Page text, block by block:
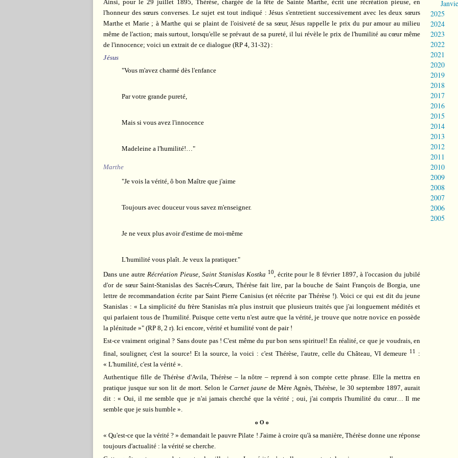
Ainsi, pour le 29 juillet 1895, Thérèse, chargée de la fête de Sainte Marthe, écrit une récréation pieuse, en
l'honneur des sœurs converses. Le sujet est tout indiqué : Jésus s'entretient successivement avec les deux sœurs
Marthe et Marie ; à Marthe qui se plaint de l'oisiveté de sa sœur, Jésus rappelle le prix du pur amour au milieu
même de l'action; mais surtout, lorsqu'elle se prévaut de sa pureté, il lui révèle le prix de l'humilité au cœur même
de l'innocence; voici un extrait de ce dialogue (RP 4, 31-32) :
Jésus
"Vous m'avez charmé dès l'enfance
Par votre grande pureté,
Mais si vous avez l'innocence
Madeleine a l'humilité!…"
Marthe
"Je vois la vérité, ô bon Maître que j'aime
Toujours avec douceur vous savez m'enseigner.
Je ne veux plus avoir d'estime de moi-même
L'humilité vous plaît. Je veux la pratiquer."
Dans une autre Récréation Pieuse, Saint Stanislas Kostka 10
, écrite pour le 8 février 1897, à l'occasion du jubilé
d'or de sœur Saint-Stanislas des Sacrés-Cœurs, Thérèse fait lire, par la bouche de Saint François de Borgia, une
lettre de recommandation écrite par Saint Pierre Canisius (et réécrite par Thérèse !). Voici ce qui est dit du jeune
Stanislas : « La simplicité du frère Stanislas m'a plus instruit que plusieurs traités que j'ai longuement médités et
qui parlaient tous de l'humilité. Puisque cette vertu n'est autre que la vérité, je trouve que notre novice en possède
la plénitude »" (RP 8, 2 r). Ici encore, vérité et humilité vont de pair !
Est-ce vraiment original ? Sans doute pas ! C'est même du pur bon sens spirituel! En réalité, ce que je voudrais, en
final, souligner, c'est la source! Et la source, la voici : c'est Thérèse, l'autre, celle du Château, VI demeure 11
:
« L'humilité, c'est la vérité ».
Authentique fille de Thérèse d'Avila, Thérèse – la nôtre – reprend à son compte cette phrase. Elle la mettra en
pratique jusque sur son lit de mort. Selon le Carnet jaune de Mère Agnès, Thérèse, le 30 septembre 1897, aurait
dit : « Oui, il me semble que je n'ai jamais cherché que la vérité ; oui, j'ai compris l'humilité du cœur… Il me
semble que je suis humble ».
o O o
« Qu'est-ce que la vérité ? » demandait le pauvre Pilate ! J'aime à croire qu'à sa manière, Thérèse donne une réponse
toujours d'actualité : la vérité se cherche.
2025
2024
2023
2022
2021
2020
2019
2018
2017
2016
2015
2014
2013
2012
2011
2010
2009
2008
2007
2006
2005